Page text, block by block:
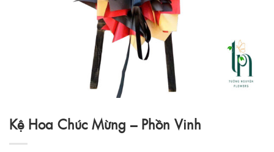
Kệ Hoa Chúc Mừng – Phồn Vinh